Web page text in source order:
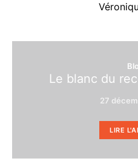
Le blanc du
27
LIRE